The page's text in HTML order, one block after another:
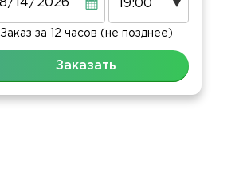
Заказ за 12 часов (не позднее)
Заказать